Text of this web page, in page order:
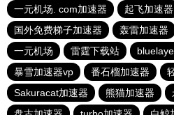
一元机场. com加速器
起飞加速器
国外免费梯子加速器
轰雷加速器
一元机场
雷霆下载站
暴雪加速器vp
番石榴加速器
Sakuracat加速器
熊猫加速器